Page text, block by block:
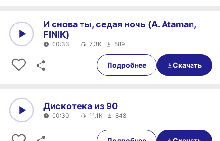
00:33
И снова ты, седая ночь (A. Ataman,
FINIK)
00:33 7,3K 589
Подробнее Скачать
00:30
Дискотека из 90
00:30 11,1K 848